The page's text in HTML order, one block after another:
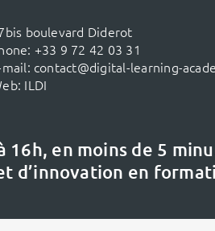
boulevard Diderot
+33 9 72 42 03 31
mail: contact@digital-learning-
ILDI
16h, en moins de 5
d’innovation en